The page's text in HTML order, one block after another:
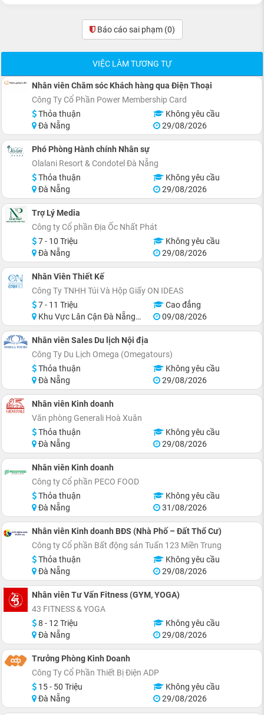
Báo cáo sai phạm (0)
VIỆC LÀM TƯƠNG TỰ
Nhân viên Chăm sóc Khách hàng qua Điện Thoại
Công Ty Cổ Phần Power Membership Card
Thỏa thuận
Không yêu cầu
Đà Nẵng
29/08/2026
Phó Phòng Hành chính Nhân sự
Olalani Resort & Condotel Đà Nẵng
Thỏa thuận
Không yêu cầu
Đà Nẵng
29/08/2026
Trợ Lý Media
Công ty Cổ phần Địa Ốc Nhất Phát
7 - 10 Triệu
Không yêu cầu
Đà Nẵng
29/08/2026
Nhân Viên Thiết Kế
Công Ty TNHH Túi Và Hộp Giấy ON IDEAS
7 - 11 Triệu
Cao đẳng
Khu Vực Lân Cận Đà Nẵng, Thanh Khê
09/08/2026
Nhân viên Sales Du lịch Nội địa
Công Ty Du Lịch Omega (Omegatours)
Thỏa thuận
Không yêu cầu
Đà Nẵng
29/08/2026
Nhân viên Kinh doanh
Văn phòng Generali Hoà Xuân
Thỏa thuận
Không yêu cầu
Đà Nẵng
29/08/2026
Nhân viên Kinh doanh
Công ty Cổ phần PECO FOOD
Thỏa thuận
Không yêu cầu
Đà Nẵng
31/08/2026
Nhân viên Kinh doanh BĐS (Nhà Phố – Đất Thổ Cư)
Công ty Cổ phần Bất động sản Tuấn 123 Miền Trung
Thỏa thuận
Không yêu cầu
Đà Nẵng
29/08/2026
Nhân viên Tư Vấn Fitness (GYM, YOGA)
43 FITNESS & YOGA
8 - 12 Triệu
Không yêu cầu
Đà Nẵng
29/08/2026
Trưởng Phòng Kinh Doanh
Công Ty Cổ Phần Thiết Bị Điện ADP
15 - 50 Triệu
Không yêu cầu
Đà Nẵng
29/08/2026